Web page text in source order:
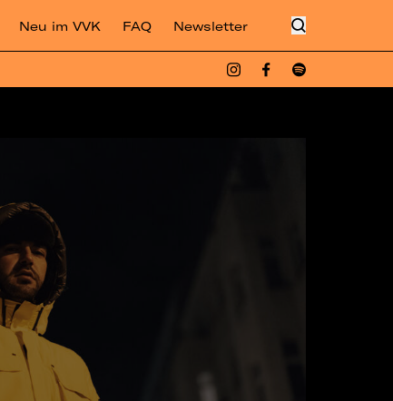
Neu im VVK FAQ Newsletter